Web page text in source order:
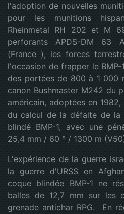
l'adoption de nouvelles
pour les munitions
Rheinmetal RH 202 et M
perforants APDS-DM 63
(France ), les forces
l'occasion de frapper le
des portées de 800 à 1 000
canon Bushmaster M242 du
américain, adoptées en
du calcul de la défaite de la
blindé BMP-1, avec une
25,4 mm / 60 ° / 1300 m
L'expérience de la guerre
la guerre d'URSS en
coque blindée BMP-1 ne
balles de 12,7 mm sur les
grenade antichar RPG. En